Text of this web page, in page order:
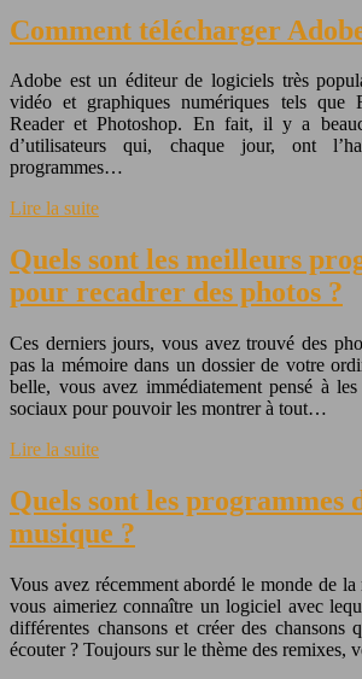
Comment télécharger
Adobe est un éditeur de logiciels très
vidéo et graphiques numériques tels que
Reader et Photoshop. En fait, il y a
d’utilisateurs qui, chaque jour, ont
programmes…
Lire la suite
Quels sont les meilleurs
pour recadrer des photos ?
Ces derniers jours, vous avez trouvé des
pas la mémoire dans un dossier de votre
belle, vous avez immédiatement pensé à
sociaux pour pouvoir les montrer à tout…
Lire la suite
Quels sont les programmes
musique ?
Vous avez récemment abordé le monde de
vous aimeriez connaître un logiciel avec
différentes chansons et créer des chansons
écouter ? Toujours sur le thème des remixes,